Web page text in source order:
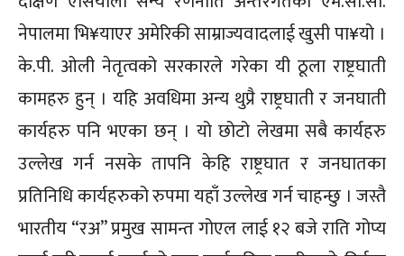
नेपालमा भि¥याएर अमेरिकी साम्राज्यवादलाई खुसी पा¥यो ।
के.पी. ओली नेतृत्वको सरकारले गरेका यी ठूला राष्ट्रघाती
कामहरु हुन् । यहि अवधिमा अन्य थुप्रै राष्ट्रघाती र जनघाती
कार्यहरु पनि भएका छन् । यो छोटो लेखमा सबै कार्यहरु
उल्लेख गर्न नसके तापनि केहि राष्ट्रघात र जनघातका
प्रतिनिधि कार्यहरुको रुपमा यहाँ उल्लेख गर्न चाहन्छु । जस्तै
भारतीय “रअ” प्रमुख सामन्त गोएल लाई १२ बजे राति गोप्य